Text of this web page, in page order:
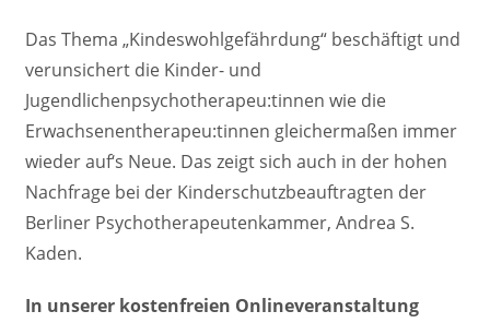
Das Thema „Kindeswohlgefährdung“ beschäftigt und
verunsichert die Kinder- und
Jugendlichenpsychotherapeu:tinnen wie die
Erwachsenentherapeu:tinnen gleichermaßen immer
wieder auf‘s Neue. Das zeigt sich auch in der hohen
Nachfrage bei der Kinderschutzbeauftragten der
Berliner Psychotherapeutenkammer, Andrea S.
Kaden.
In unserer kostenfreien Onlineveranstaltung